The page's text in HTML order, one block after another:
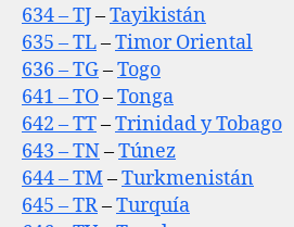
634 – TJ–Tayikistán
635 – TL–Timor Oriental
636 – TG–Togo
641 – TO–Tonga
642 – TT–Trinidad y Tobago
643 – TN–Túnez
644 – TM–Turkmenistán
645 – TR–Turquía